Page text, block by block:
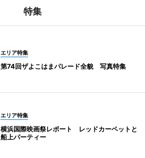
特集
エリア特集
第74回ザよこはまパレード全貌 写真特集
エリア特集
横浜国際映画祭レポート レッドカーペットと
船上パーティー